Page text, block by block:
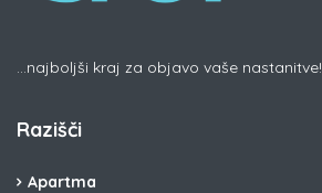
...najboljši kraj za objavo vaše nastanitve!
Razišči
Apartma